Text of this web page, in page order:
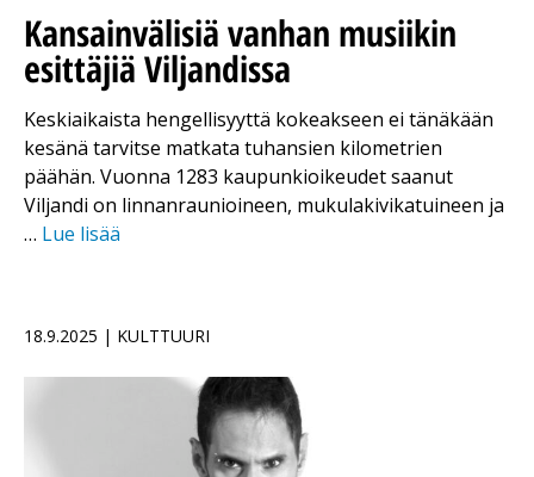
Kansainvälisiä vanhan musiikin
esittäjiä Viljandissa
Keskiaikaista hengellisyyttä kokeakseen ei tänäkään
kesänä tarvitse matkata tuhansien kilometrien
päähän. Vuonna 1283 kaupunkioikeudet saanut
Viljandi on linnanraunioineen, mukulakivikatuineen ja
… Lue lisää
18.9.2025 | KULTTUURI